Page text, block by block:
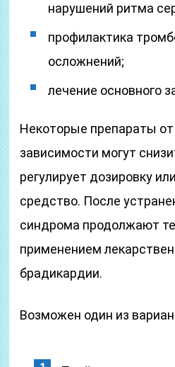
нарушений ритма
профилактика
осложнений;
лечение основного
Некоторые препараты от
зависимости могут
регулирует дозировку
средство. После
синдрома продолжают
применением
брадикардии.
Возможен один из